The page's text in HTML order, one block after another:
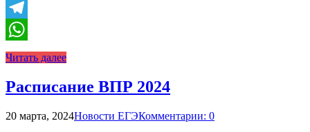
Odnoklassniki
Telegram
WhatsApp
Читать далее
Расписание ВПР 2024
20 марта, 2024Новости ЕГЭКомментарии: 0